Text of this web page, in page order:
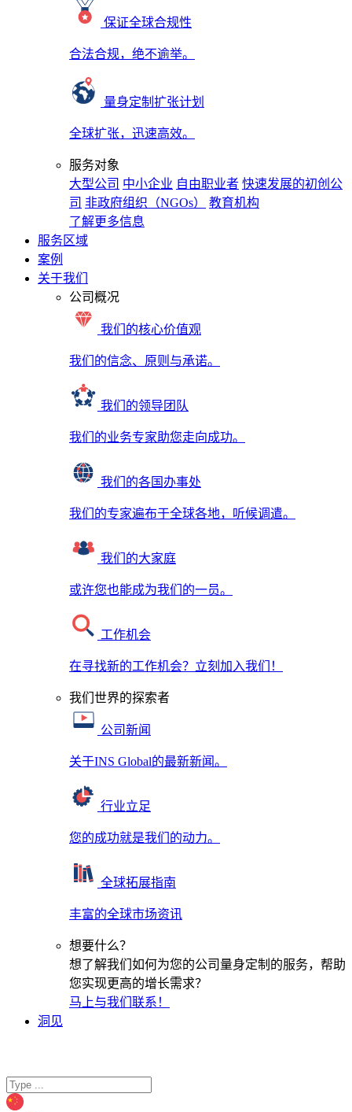
保证全球合规性
合法合规，绝不逾举。
量身定制扩张计划
全球扩张，迅速高效。
服务对象
大型公司 中小企业 自由职业者 快速发展的初创公
司 非政府组织（NGOs）
教育机构
了解更多信息
服务区域
案例
关于我们
公司概况
我们的核心价值观
我们的信念、原则与承诺。
我们的领导团队
我们的业务专家助您走向成功。
我们的各国办事处
我们的专家遍布于全球各地，听候调遣。
我们的大家庭
或许您也能成为我们的一员。
工作机会
在寻找新的工作机会？立刻加入我们！
我们世界的探索者
公司新闻
关于INS Global的最新新闻。
行业立足
您的成功就是我们的动力。
全球拓展指南
丰富的全球市场资讯
想要什么？
想了解我们如何为您的公司量身定制的服务，帮助
您实现更高的增长需求？
马上与我们联系！
洞见